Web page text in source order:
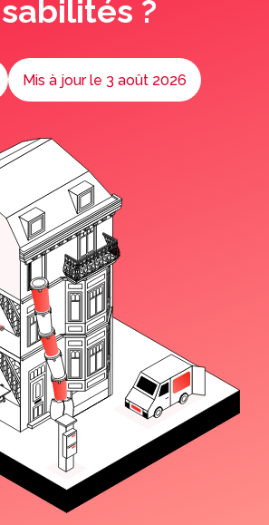
?
Mis à jour le 3 août 2026